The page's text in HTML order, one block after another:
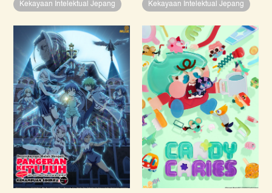
Kekayaan Intelektual Jepang Kekayaan Intelektual Jepang